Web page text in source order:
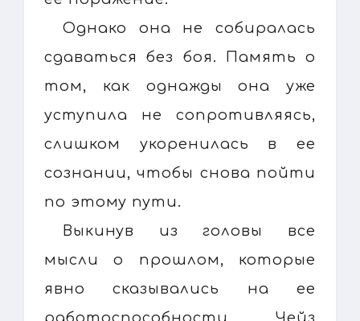
Однако она не собиралась
сдаваться без боя. Память о
том, как однажды она уже
уступила не сопротивляясь,
слишком укоренилась в ее
сознании, чтобы снова пойти
по этому пути.
Выкинув из головы все
мысли о прошлом, которые
явно сказывались на ее
работоспособности, Чейз